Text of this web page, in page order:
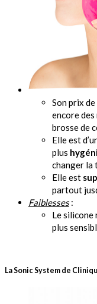
Son prix
encore des
brosse de
Elle est
plus
changer la
Elle est
partout
Faiblesses:
Le silicone
plus
LaSonic System de